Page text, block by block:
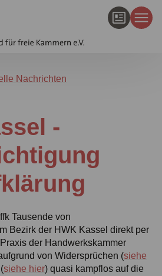
Nachrichten
-
Tausende von
Bezirk der HWK Kassel direkt per
der Handwerkskammer
von Widersprüchen (siehe
siehe hier) quasi kampflos auf die